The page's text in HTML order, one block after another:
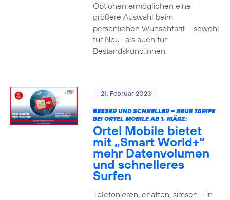
Optionen ermöglichen eine
größere Auswahl beim
persönlichen Wunschtarif – sowohl
für Neu- als auch für
Bestandskund:innen.
21. Februar 2023
BESSER UND SCHNELLER – NEUE TARIFE
BEI ORTEL MOBILE AB 1. MÄRZ:
Ortel Mobile bietet
mit „Smart World+“
mehr Datenvolumen
und schnelleres
Surfen
Telefonieren, chatten, simsen – in